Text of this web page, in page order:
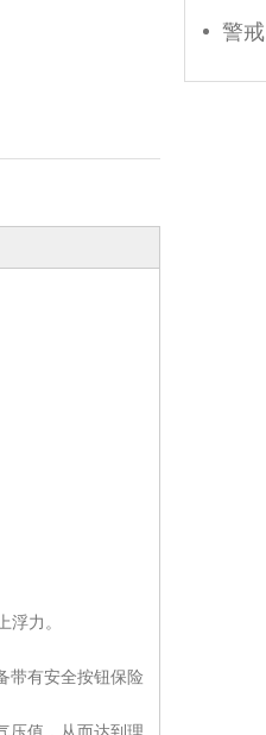
浮力。
带有安全按钮保险
警戒